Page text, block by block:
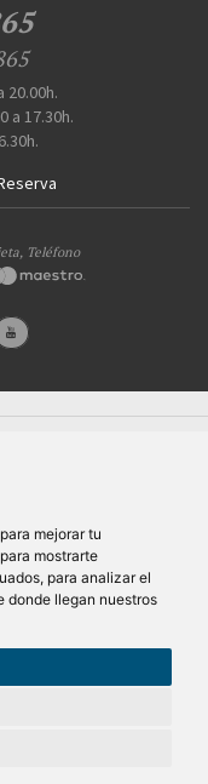
mejorar tu
mostrarte
para analizar el
donde llegan nuestros
20.00h.
a 17.30h.
Teléfono
25 Bajo. Lugo 27002 – España